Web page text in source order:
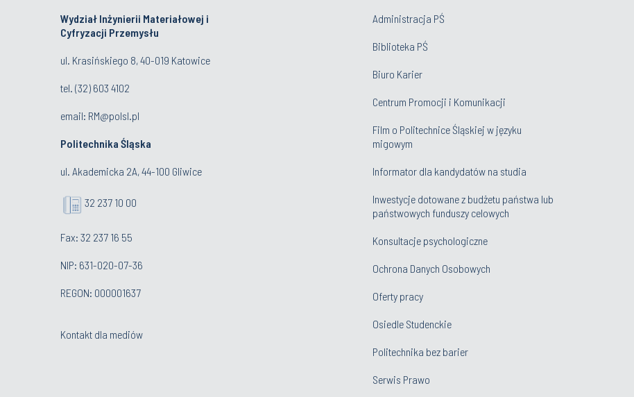
Wydział Inżynierii Materiałowej i
Cyfryzacji Przemysłu
ul. Krasińskiego 8, 40-019 Katowice
tel. (32) 603 4102
email: RM@polsl.pl
Politechnika Śląska
ul. Akademicka 2A, 44-100 Gliwice
32 237 10 00
Fax: 32 237 16 55
NIP: 631-020-07-36
REGON: 000001637
Kontakt dla mediów
Administracja PŚ
Biblioteka PŚ
Biuro Karier
Centrum Promocji i Komunikacji
Film o Politechnice Śląskiej w języku
migowym
Informator dla kandydatów na studia
Inwestycje dotowane z budżetu państwa lub
państwowych funduszy celowych
Konsultacje psychologiczne
Ochrona Danych Osobowych
Oferty pracy
Osiedle Studenckie
Politechnika bez barier
Serwis Prawo